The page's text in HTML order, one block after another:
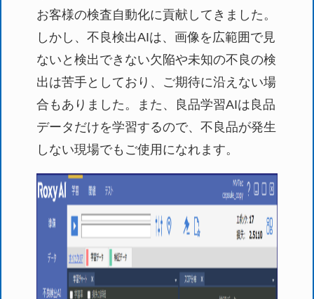
お客様の検査自動化に貢献してきました。
しかし、不良検出AIは、画像を広範囲で見
ないと検出できない欠陥や未知の不良の検
出は苦手としており、ご期待に沿えない場
合もありました。また、良品学習AIは良品
データだけを学習するので、不良品が発生
しない現場でもご使用になれます。